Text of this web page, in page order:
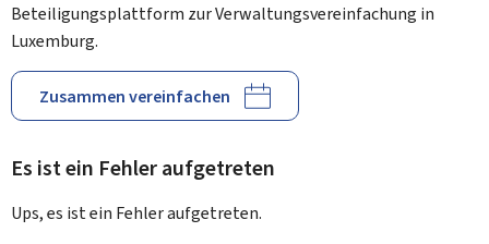
Beteiligungsplattform zur Verwaltungsvereinfachung in
Luxemburg.
Zusammen vereinfachen
Es ist ein Fehler aufgetreten
Ups, es ist ein Fehler aufgetreten.